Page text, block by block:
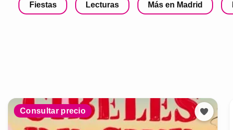
Fiestas Lecturas Más en Madrid
Consultar precio